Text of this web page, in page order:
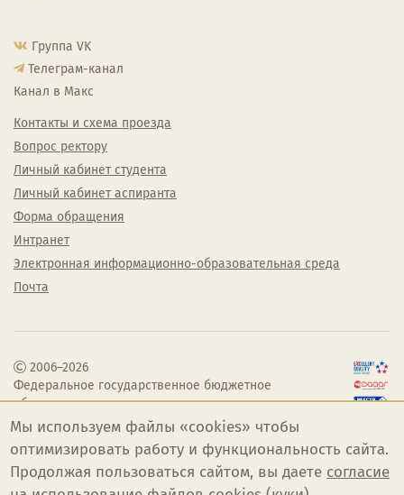
Группа VK
Телеграм-канал
Канал в Макс
Контакты и схема проезда
Вопрос ректору
Личный кабинет студента
Личный кабинет аспиранта
Форма обращения
Интранет
Электронная информационно-образовательная среда
Почта
2006–2026
Федеральное государственное бюджетное
образовательное учреждение высшего
образования «Челябинский государственный
институт культуры»
Мы используем файлы «cookies» чтобы
оптимизировать работу и функциональность сайта.
Продолжая пользоваться сайтом, вы даете согласие